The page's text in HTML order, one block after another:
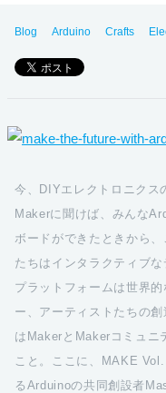
Blog Arduino Crafts
今、DIYエレクトロニクス
Makerに聞けば、みんな
ボードができたときから
たちはインタラクティブ
プラットフォームは世界
ー、アーティストたちの
はMakerとMakerコミュニ
こと。ここに、MAKE
るArduinoの共同創設者